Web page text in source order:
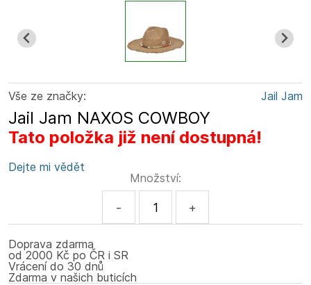
Vše ze značky: Jail Jam
Jail Jam NAXOS COWBOY
Tato položka již není dostupná!
Dejte mi vědět
Množství:
- +
Doprava zdarma
od 2000 Kč po ČR i SR
Vrácení do 30 dnů
Zdarma v našich buticích